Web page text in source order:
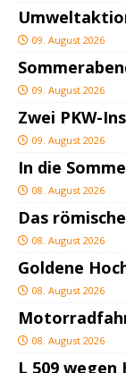
09. August 2026
09. August 2026
Zwei PKW-
09. August 2026
In die
08. August 2026
Das
08. August 2026
Goldene
08. August 2026
08. August 2026
L 509